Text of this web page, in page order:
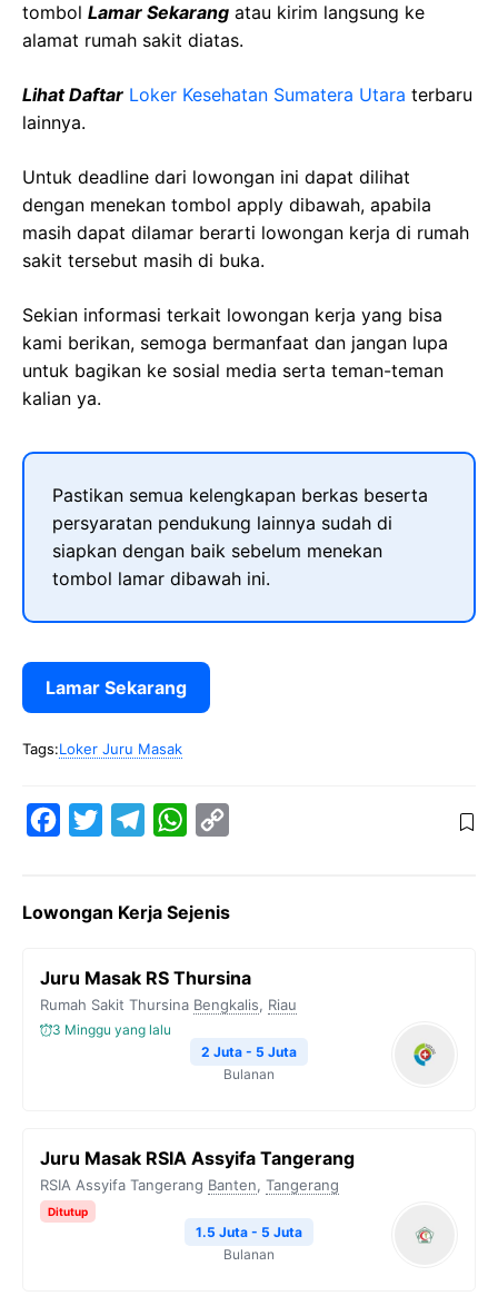
tombol Lamar Sekarang atau kirim langsung ke
alamat rumah sakit diatas.
Lihat Daftar Loker Kesehatan Sumatera Utara terbaru
lainnya.
Untuk deadline dari lowongan ini dapat dilihat
dengan menekan tombol apply dibawah, apabila
masih dapat dilamar berarti lowongan kerja di rumah
sakit tersebut masih di buka.
Sekian informasi terkait lowongan kerja yang bisa
kami berikan, semoga bermanfaat dan jangan lupa
untuk bagikan ke sosial media serta teman-teman
kalian ya.
Pastikan semua kelengkapan berkas beserta
persyaratan pendukung lainnya sudah di
siapkan dengan baik sebelum menekan
tombol lamar dibawah ini.
Lamar Sekarang
Tags:Loker Juru Masak
e
o
o
t
e
e
r
a
W
t
A
p
y
i
n
k
Lowongan Kerja Sejenis
Juru Masak RS Thursina
Rumah Sakit Thursina Bengkalis, Riau
3 Minggu yang lalu
2 Juta - 5 Juta
Bulanan
Juru Masak RSIA Assyifa Tangerang
RSIA Assyifa Tangerang Banten, Tangerang
Ditutup
1.5 Juta - 5 Juta
Bulanan